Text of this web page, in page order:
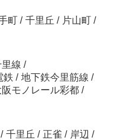
町 / 千里丘 / 片山町 /
里線 /
鉄 / 地下鉄今里筋線 /
阪モノレール彩都 /
/ 千里丘 / 正雀 / 岸辺 /